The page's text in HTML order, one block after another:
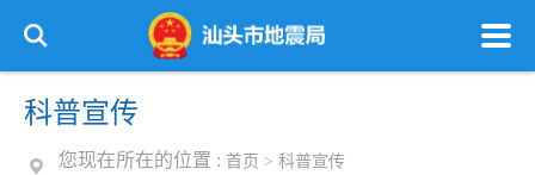
科普宣传
您现在所在的位置 : 首页 > 科普宣传